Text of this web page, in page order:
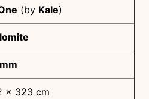
(by Kale)
x 323 cm